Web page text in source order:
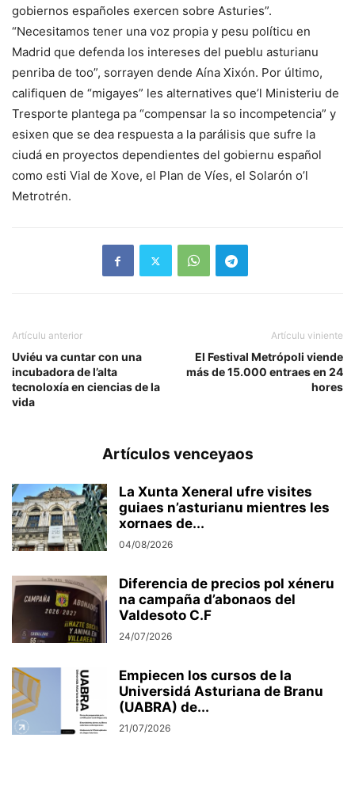
gobiernos españoles exercen sobre Asturies”.
“Necesitamos tener una voz propia y pesu políticu en
Madrid que defenda los intereses del pueblu asturianu
penriba de too”, sorrayen dende Aína Xixón. Por último,
califiquen de “migayes” les alternatives que’l Ministeriu de
Tresporte plantega pa “compensar la so incompetencia” y
esixen que se dea respuesta a la parálisis que sufre la
ciudá en proyectos dependientes del gobiernu español
como esti Vial de Xove, el Plan de Víes, el Solarón o’l
Metrotrén.
Artículu anterior
Uviéu va cuntar con una
incubadora de l’alta
tecnoloxía en ciencias de la
vida
Artículu viniente
El Festival Metrópoli viende
más de 15.000 entraes en 24
hores
Artículos venceyaos
La Xunta Xeneral ufre visites
guiaes n’asturianu mientres les
xornaes de...
04/08/2026
Diferencia de precios pol xéneru
na campaña d’abonaos del
Valdesoto C.F
24/07/2026
Empiecen los cursos de la
Universidá Asturiana de Branu
(UABRA) de...
21/07/2026